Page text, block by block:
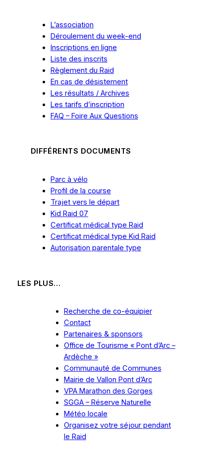
L’association
Déroulement du week-end
Inscriptions en ligne
Liste des inscrits
Règlement du Raid
En cas de désistement
Les résultats / Archives
Les tarifs d’inscription
FAQ – Foire Aux Questions
DIFFÉRENTS DOCUMENTS
Parc à vélo
Profil de la course
Trajet vers le départ
Kid Raid 07
Certificat médical type Raid
Certificat médical type Kid Raid
Autorisation parentale type
LES PLUS…
Recherche de co-équipier
Contact
Partenaires & sponsors
Office de Tourisme « Pont d’Arc –
Ardèche »
Communauté de Communes
Mairie de Vallon Pont d’Arc
VPA Marathon des Gorges
SGGA – Réserve Naturelle
Météo locale
Organisez votre séjour pendant
le Raid